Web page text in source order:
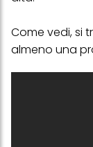
Come vedi, si
almeno una